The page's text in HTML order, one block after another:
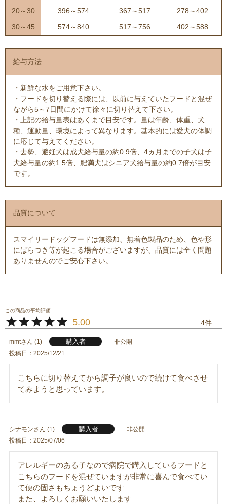
20～30 396～574 367～517
278～402
30～45
574～840 517～756 402～588
給与方法
・新鮮な水をご用意下さい。
・フードを切り替える際には、以前に与えていたフードと混ぜ
ながら5～7日間にかけて徐々に切り替えて下さい。
・上記の給与量表はあくまで目安です。量は年齢、体重、犬
種、運動量、環境によって異なります。基本的には愛犬の体調
に応じて与えてください。
・去勢、避妊犬は成犬給与量の約0.9倍、4ヵ月までの子犬は子
犬給与量の約1.5倍、肥満犬はシニア犬給与量の約0.7倍が目安
です。
品質について
スマイリードッグフードは無添加、無着色製品のため、色や形
にばらつき等が起こる場合がございますが、品質には全く問題
ありませんのでご安心下さい。
5.00 4
mmt 1 購入者
非公開
投稿日
2025/12/21
こちらに切り替えてから調子が良いので続けて食べさせ
てみようと思っています。
シナモン 1 購入者
非公開
投稿日
2025/07/06
アレルギーのある子なので病院で購入しているフードと
こちらのフードを混ぜていますが非常に喜んで食べてい
て便の固さもちょうどよいです
また、よろしくお願いいたします